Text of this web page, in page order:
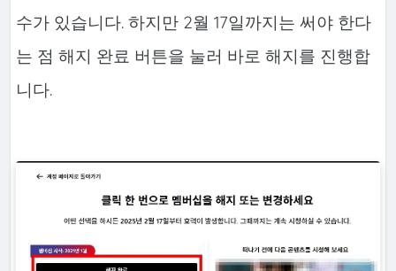
수가 있습니다. 하지만 2월 17일까지는 써야 한다
는 점 해지 완료 버튼을 눌러 바로 해지를 진행합
니다.